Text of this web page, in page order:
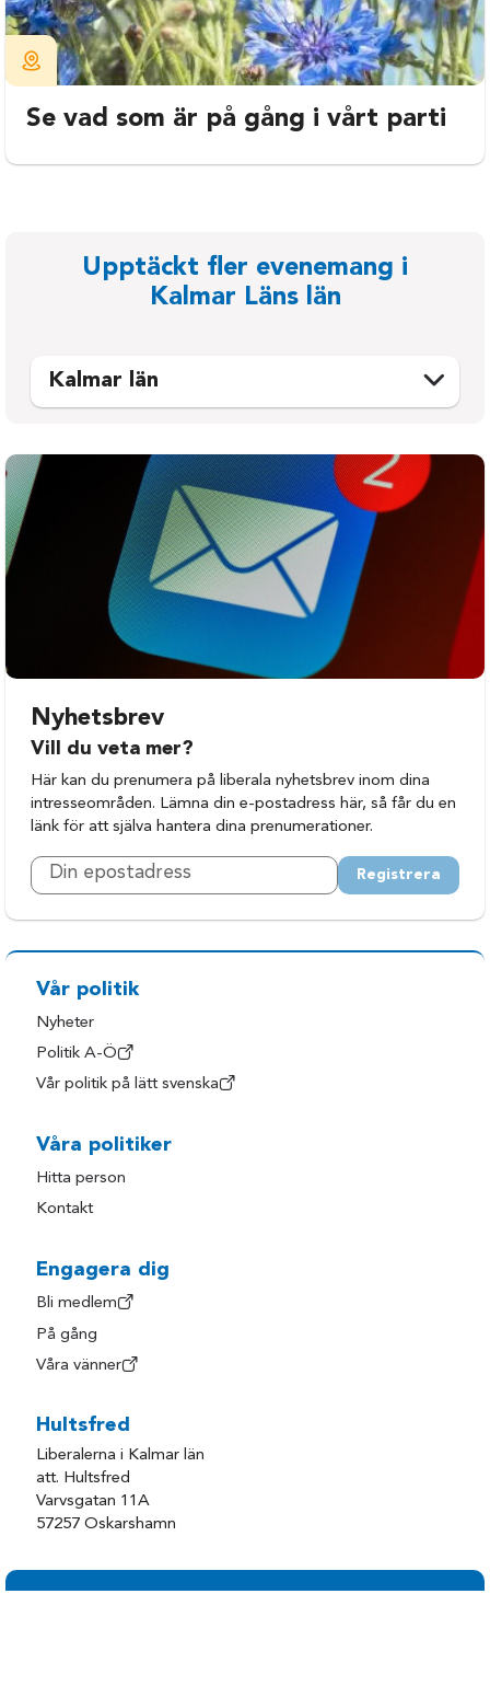
Se vad som är på gång i vårt parti
Upptäckt fler evenemang i
Kalmar Läns län
Kalmar län
Hultsfred
Mönsterås
Torsås
Vimmerby
Västervik
Öland
Nyhetsbrev
Vill du veta mer?
Här kan du prenumera på liberala nyhetsbrev inom dina
intresseområden. Lämna din e-postadress här, så får du en
länk för att själva hantera dina prenumerationer.
Registrera
Vår politik
Nyheter
Politik A-Ö
Vår politik på lätt svenska
Våra politiker
Hitta person
Kontakt
Engagera dig
Bli medlem
På gång
Våra vänner
Hultsfred
Liberalerna i Kalmar län
att. Hultsfred
Varvsgatan 11A
57257 Oskarshamn